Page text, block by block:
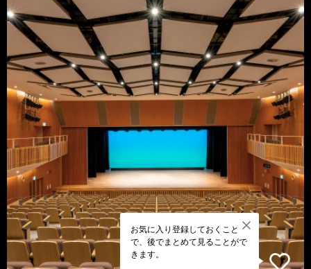
お気に入り登録しておくこと
で、後でまとめて見ることがで
きます。